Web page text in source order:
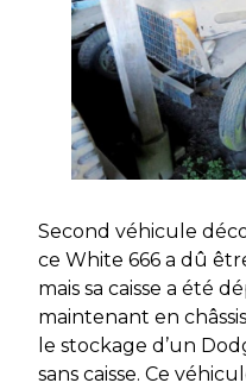
Second véhicule
ce White 666 a dû
mais sa caisse a été
maintenant en
le stockage d’un
sans caisse. Ce